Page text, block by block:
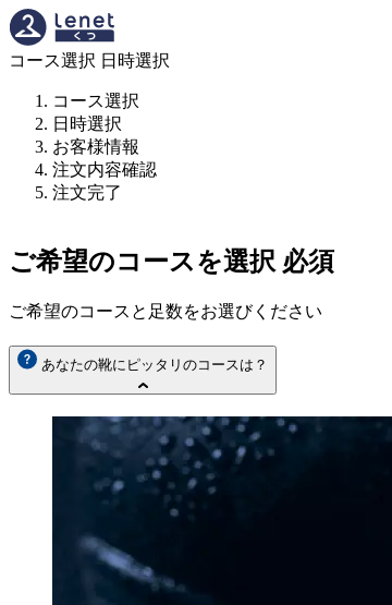
コース選択 日時選択
コース選択
日時選択
お客様情報
注文内容確認
注文完了
ご希望のコースを選択 必須
ご希望のコースと足数をお選びください
あなたの靴にピッタリのコースは？